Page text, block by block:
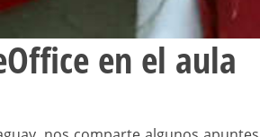
en el aula